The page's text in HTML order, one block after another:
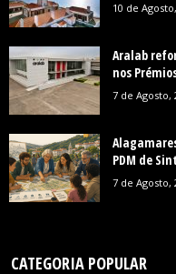
10 de
Aralab
nos
7 de Agosto,
PDM de
7 de Agosto,
CATEGORIA POPULAR